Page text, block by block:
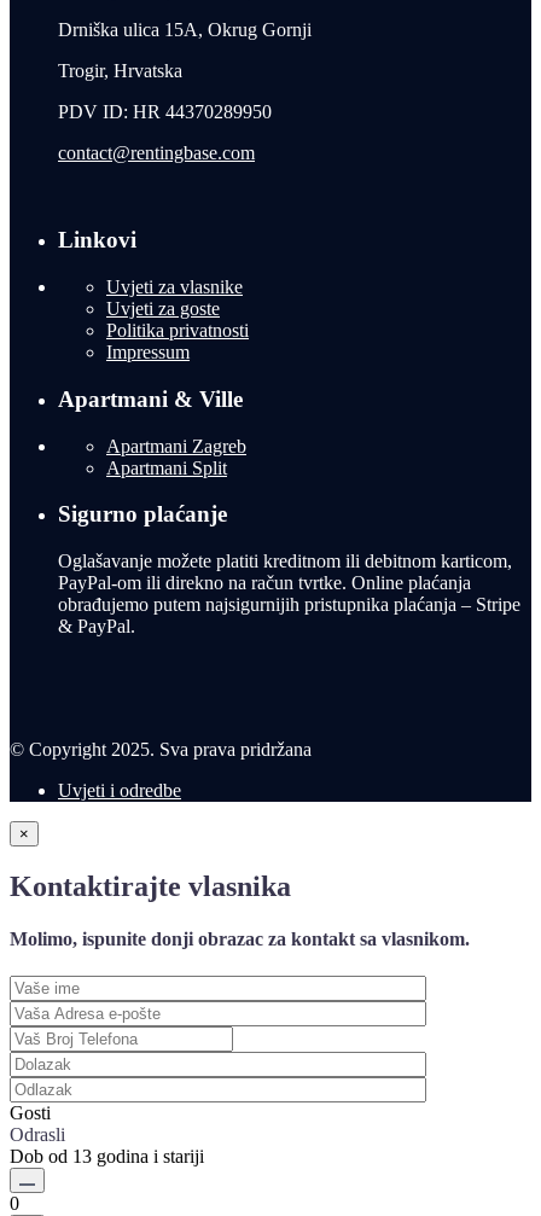
Drniška ulica 15A, Okrug Gornji
Trogir, Hrvatska
PDV ID: HR 44370289950
contact@rentingbase.com
Linkovi
Uvjeti za vlasnike
Uvjeti za goste
Politika privatnosti
Impressum
Apartmani & Ville
Apartmani Zagreb
Apartmani Split
Sigurno plaćanje
Oglašavanje možete platiti kreditnom ili debitnom karticom,
PayPal-om ili direkno na račun tvrtke. Online plaćanja
obrađujemo putem najsigurnijih pristupnika plaćanja – Stripe
& PayPal.
© Copyright 2025. Sva prava pridržana
Uvjeti i odredbe
×
Kontaktirajte vlasnika
Molimo, ispunite donji obrazac za kontakt sa vlasnikom.
Gosti
Odrasli
Dob od 13 godina i stariji
0